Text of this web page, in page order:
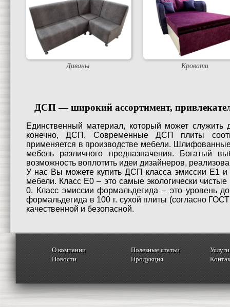
Диваны Кровати
ДСП — широкий ассортимент,
Единственный материал, который может служить
конечно, ДСП. Современные ДСП плиты
применяется в производстве мебели.
мебель различного предназначения. Богатый
возможность воплотить идеи дизайнеров,
У нас Вы можете купить ДСП класса эмиссии Е1
мебели. Класс Е0 – это самые экологически
0. Класс эмиссии формальдегида – это уровень
формальдегида в 100 г. сухой плиты (согласно
качественной и безопасной.
О компании
Новости
Полезные статьи
Продукция
Услуги